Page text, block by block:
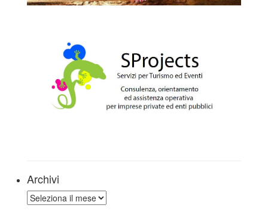
Archivi
Archivi